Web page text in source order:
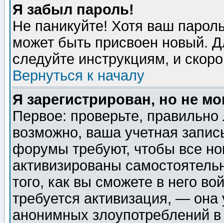
Я забыл пароль!
Не паникуйте! Хотя ваш
может быть присвоен новый.
следуйте инструкциям, и
Вернуться к началу
Я зарегистрирован, но не
Первое: проверьте,
возможно, ваша учетная
форумы требуют, чтобы все
активизированы
того, как вы сможете в него
требуется активизация, —
анонимных злоупотреблений